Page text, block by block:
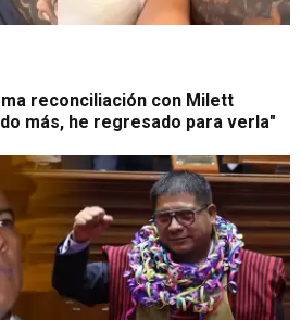
reconciliación con Milett
más, he regresado para verla"